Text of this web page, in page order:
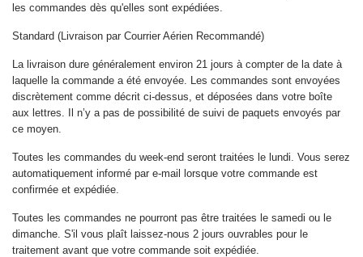
les commandes dès qu'elles sont expédiées.
Standard (Livraison par Courrier Aérien Recommandé)
La livraison dure généralement environ 21 jours à compter de la date à
laquelle la commande a été envoyée. Les commandes sont envoyées
discrètement comme décrit ci-dessus, et déposées dans votre boîte
aux lettres. Il n’y a pas de possibilité de suivi de paquets envoyés par
ce moyen.
Toutes les commandes du week-end seront traitées le lundi. Vous serez
automatiquement informé par e-mail lorsque votre commande est
confirmée et expédiée.
Toutes les commandes ne pourront pas être traitées le samedi ou le
dimanche. S'il vous plaît laissez-nous 2 jours ouvrables pour le
traitement avant que votre commande soit expédiée.